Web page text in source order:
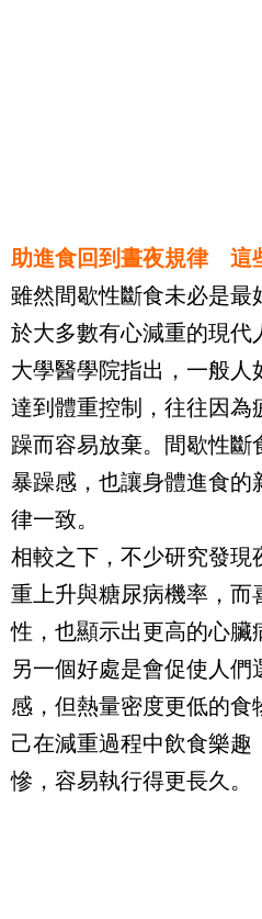
助進食回到晝夜規律 這
雖然間歇性斷食未必是最
於大多數有心減重的現代
大學醫學院指出，一般人
達到體重控制，往往因為
躁而容易放棄。間歇性斷
暴躁感，也讓身體進食的
律一致。
相較之下，不少研究發現
重上升與糖尿病機率，而
性，也顯示出更高的心臟
另一個好處是會促使人們
感，但熱量密度更低的食
己在減重過程中飲食樂趣
慘，容易執行得更長久。